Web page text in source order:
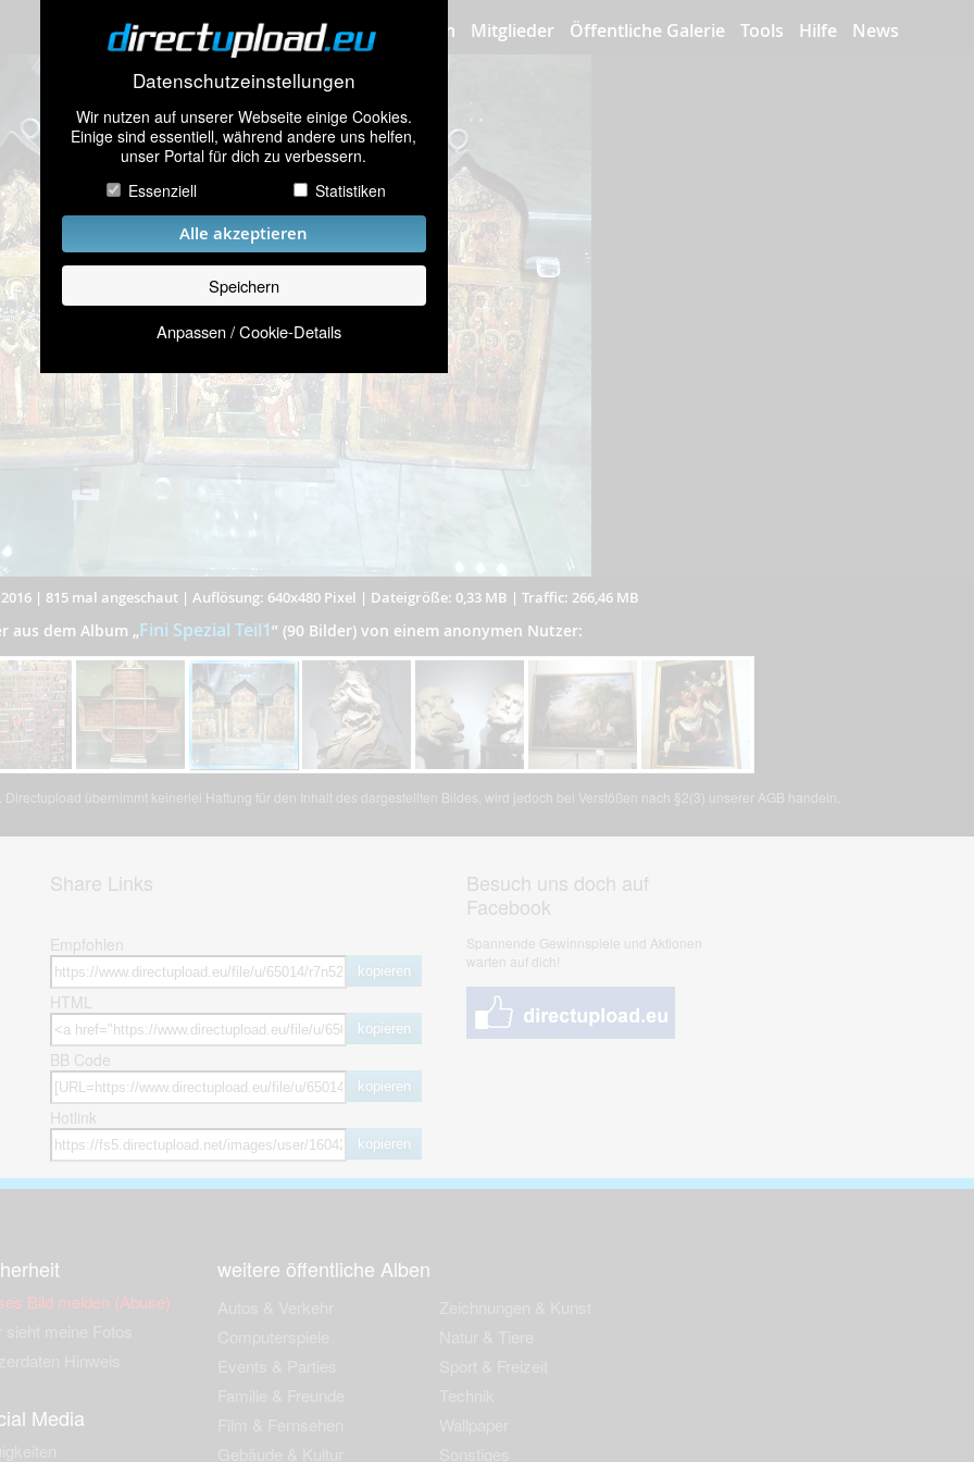
Datenschutzeinstellungen
Wir nutzen auf unserer Webseite einige Cookies.
Einige sind essentiell, während andere uns helfen,
unser Portal für dich zu verbessern.
Essenziell
Statistiken
Alle akzeptieren
Speichern
Anpassen / Cookie-Details
Bilder hochladen Mitglieder Öffentliche Galerie Tools Hilfe News
| 815 mal angeschaut | Auflösung: 640x480 Pixel | Dateigröße: 0,33 MB | Traffic: 266,46 MB
aus dem Album „Fini Spezial Teil1” (90 Bilder) von einem anonymen Nutzer:
übernimmt keinerlei Haftung für den Inhalt des dargestellten Bildes, wird jedoch bei Verstößen nach §2(3) unserer AGB handeln.
Share Links
Empfohlen
kopieren
HTML
kopieren
BB Code
kopieren
Hotlink
kopieren
Besuch uns doch auf
Facebook
Spannende Gewinnspiele und Aktionen
warten auf dich!
Bild melden (Abuse)
Media
weitere öffentliche Alben